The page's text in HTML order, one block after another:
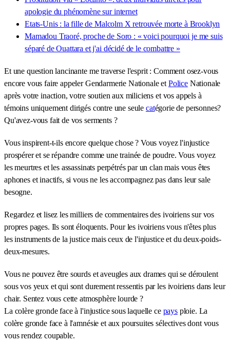
apologie du phénomène sur internet
Etats-Unis : la fille de Malcolm X retrouvée morte à Brooklyn
Mamadou Traoré, proche de Soro : « voici pourquoi je me suis
séparé de Ouattara et j'ai décidé de le combattre »
Et une question lancinante me traverse l'esprit : Comment osez-vous
encore vous faire appeler Gendarmerie Nationale et PoliceNationale
après votre inaction, votre soutien aux miliciens et vos appels à
témoins uniquement dirigés contre une seule catégorie de personnes?
Qu'avez-vous fait de vos serments ?
Vous inspirent-t-ils encore quelque chose ? Vous voyez l'injustice
prospérer et se répandre comme une trainée de poudre. Vous voyez
les meurtres et les assassinats perpétrés par un clan mais vous êtes
aphones et inactifs, si vous ne les accompagnez pas dans leur sale
besogne.
Regardez et lisez les milliers de commentaires des ivoiriens sur vos
propres pages. Ils sont éloquents. Pour les ivoiriens vous n'êtes plus
les instruments de la justice mais ceux de l'injustice et du deux-poids-
deux-mesures.
Vous ne pouvez être sourds et aveugles aux drames qui se déroulent
sous vos yeux et qui sont durement ressentis par les ivoiriens dans leur
chair. Sentez vous cette atmosphère lourde ?
La colère gronde face à l'injustice sous laquelle ce paysploie. La
colère gronde face à l'amnésie et aux poursuites sélectives dont vous
vous rendez coupable.